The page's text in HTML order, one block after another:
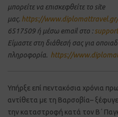
μπορείτε να επισκεφθείτε το site
μας. https://www.diplomattravel.gr/
6517509 ή μέσω email στο :
Είμαστε στη διάθεσή σας για
πληροφορία. https://
Υπήρξε επί πεντακόσια χρόνια
αντίθετα με τη Βαρσοβία–
την καταστροφή κατά τον Β΄